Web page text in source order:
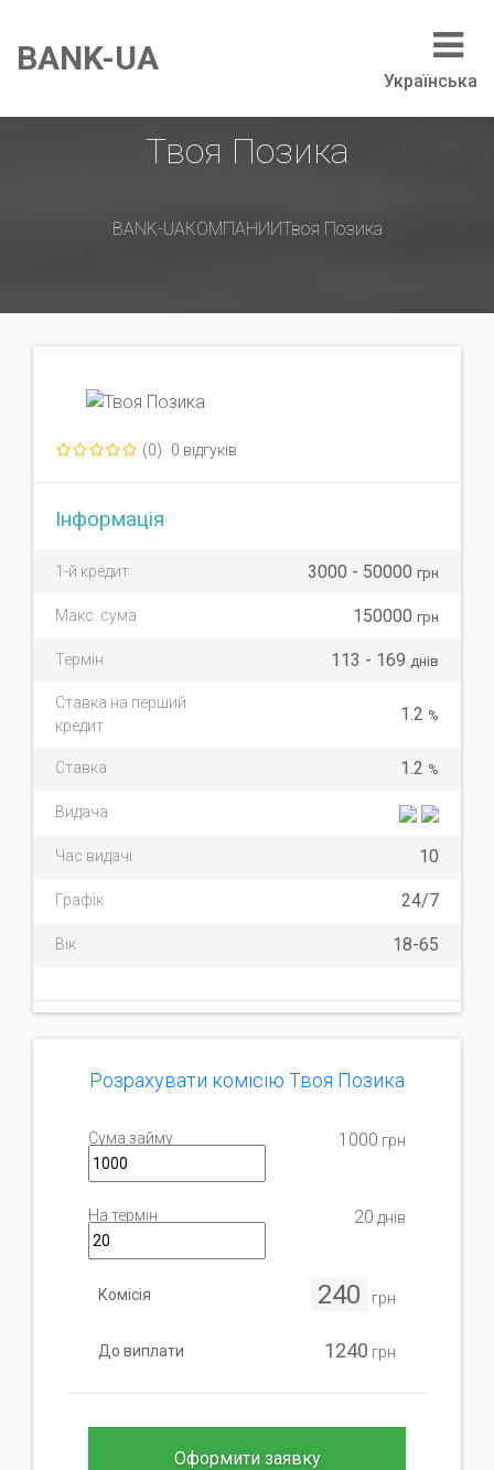
BANK-UA
Українська
Твоя Позика
BANK-UAКОМПАНИИТвоя Позика
(0) 0 відгуків
Інформація
1-й кредит 3000 - 50000 грн
Макс. сума 150000 грн
Термін 113 - 169 днів
Ставка на перший
кредит
1.2 %
Ставка 1.2 %
Видача
Час видачі 10
Графік 24/7
Вік 18-65
Розрахувати комісію Твоя Позика
Сума займу 1000 грн
На термін 20 днів
Комісія 240 грн
До виплати 1240 грн
Оформити заявку